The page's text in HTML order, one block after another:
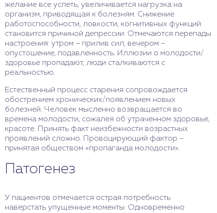
желание все успеть, увеличивается нагрузка на
организм, приводящая к болезням. Снижение
работоспособности, ловкости, когнитивных функций
становится причиной депрессии. Отмечаются перепады
настроения: утром – прилив сил, вечером –
опустошение, подавленность. Иллюзии о молодости/
здоровье пропадают, люди сталкиваются с
реальностью.
Естественный процесс старения сопровождается
обострением хронических/появлением новых
болезней. Человек мысленно возвращается во
времена молодости, сожалея об утраченном здоровье,
красоте. Принять факт неизбежности возрастных
проявлений сложно. Провоцирующий фактор –
принятая обществом «пропаганда молодости».
Патогенез
У пациентов отмечается острая потребность
наверстать упущенные моменты. Одновременно